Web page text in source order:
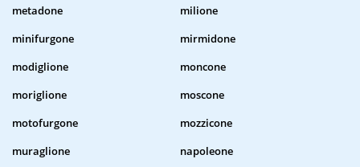
metadone
milione
minifurgone
mirmidone
modiglione
moncone
moriglione
moscone
motofurgone
mozzicone
muraglione
napoleone